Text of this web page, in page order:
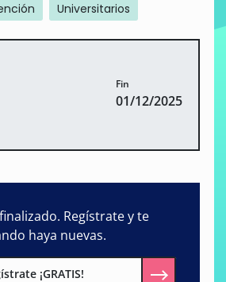
Universitarios
Fin
01/12/2025
Regístrate y te
haya nuevas.
¡GRATIS!